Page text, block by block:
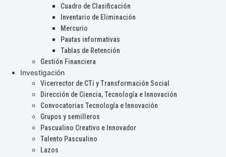
Cuadro de Clasificación
Inventario de Eliminación
Mercurio
Pautas informativas
Tablas de Retención
Gestión Financiera
Investigación
Vicerrector de CTi y Transformación Social
Dirección de Ciencia, Tecnología e Innovación
Convocatorias Tecnología e Innovación
Grupos y semilleros
Pascualino Creativo e Innovador
Talento Pascualino
Lazos